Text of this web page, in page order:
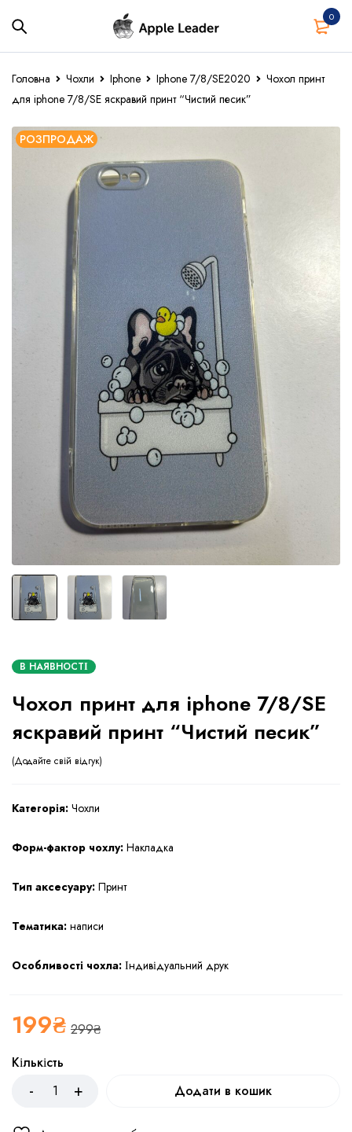
0
Головна Чохли Iphone Iphone 7/8/SE2020
Чохол принт
для iphone 7/8/SE яскравий принт “Чистий песик”
РОЗПРОДАЖ
В НАЯВНОСТІ
Чохол принт для iphone 7/8/SE
яскравий принт “Чистий песик”
Додайте свій відгук
Категорія: Чохли
Форм-фактор чохлу: Накладка
Тип аксесуару: Принт
Тематика: написи
Особливості чохла: Індивідуальний друк
299₴
199₴
Кількість
Додати в кошик